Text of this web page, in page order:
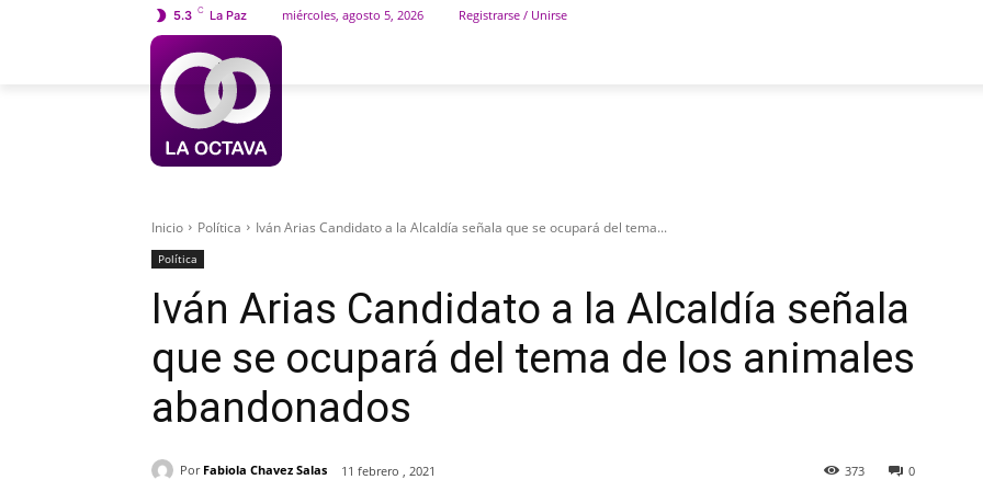
5.3 C La Paz miércoles, agosto 5, 2026 Registrarse / Unirse
Inicio Política Iván Arias Candidato a la Alcaldía señala que se ocupará del tema...
Política
Iván Arias Candidato a la Alcaldía señala
que se ocupará del tema de los animales
abandonados
Por Fabiola Chavez Salas 11 febrero , 2021 0
373